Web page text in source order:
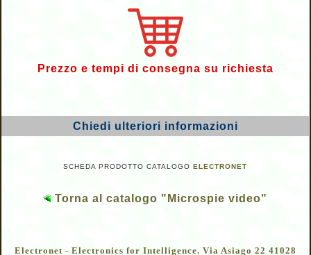
Prezzo e tempi di consegna su richiesta
Chiedi ulteriori informazioni
SCHEDA PRODOTTO CATALOGOELECTRONET
Torna al catalogo "Microspie video"
Electronet - Electronics for Intelligence. Via Asiago 22 41028